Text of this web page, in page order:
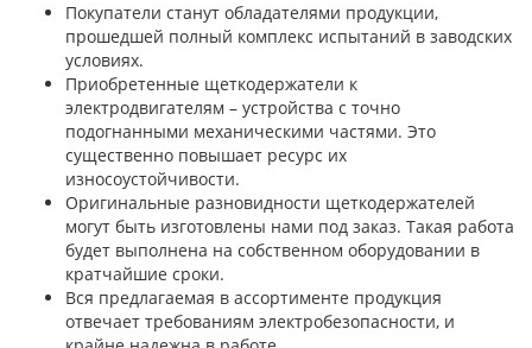
Покупатели станут обладателями продукции,
прошедшей полный комплекс испытаний в заводских
условиях.
Приобретенные щеткодержатели к
электродвигателям – устройства с точно
подогнанными механическими частями. Это
существенно повышает ресурс их
износоустойчивости.
Оригинальные разновидности щеткодержателей
могут быть изготовлены нами под заказ. Такая работа
будет выполнена на собственном оборудовании в
кратчайшие сроки.
Вся предлагаемая в ассортименте продукция
отвечает требованиям электробезопасности, и